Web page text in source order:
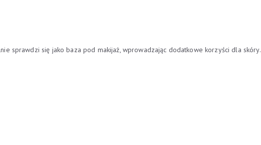
sprawdzi się jako baza pod makijaż, wprowadzając dodatkowe korzyści dla skóry.